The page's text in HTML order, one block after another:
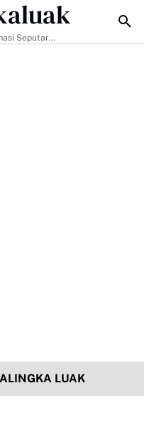
Pemko Payakumbuh Untuk
Seputar
LUAK